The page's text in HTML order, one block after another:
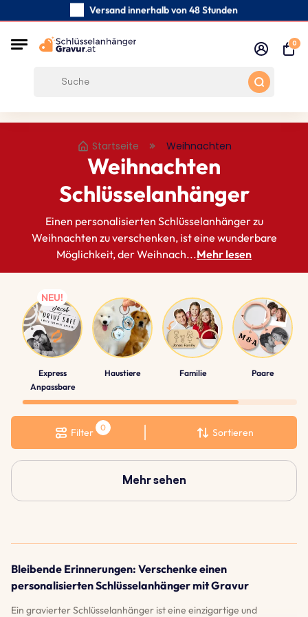
Versand innerhalb von 48 Stunden
0
Startseite Weihnachten
Weihnachten
Schlüsselanhänger
Einen personalisierten Schlüsselanhänger zu
Weihnachten zu verschenken, ist eine wunderbare
Möglichkeit, der Weihnach...Mehr lesen
Express
Anpassbare
Haustiere Familie Paare
Filter Sortieren
Mehr sehen
Bleibende Erinnerungen: Verschenke einen
personalisierten Schlüsselanhänger mit Gravur
Ein gravierter Schlüsselanhänger ist eine einzigartige und